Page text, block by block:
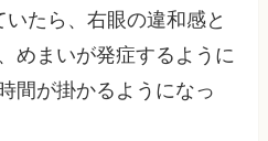
たら、右眼の違和感と
めまいが発症するように
間が掛かるようになっ